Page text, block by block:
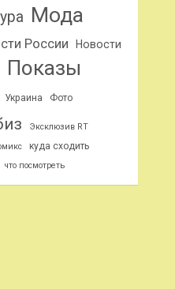
Мода
России Новости
Показы
Украина Фото
Эксклюзив RT
куда сходить
что посмотреть